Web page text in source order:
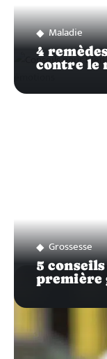
Maladie
4
contre le
Grossesse
5
première